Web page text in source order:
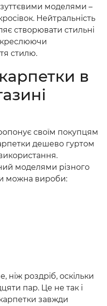
моделями –
Нейтральність
створювати стильні
стилю.
в
своїм покупцям
дешево гуртом
моделями різного
можна вироби:
ніж роздріб, оскільки
пар. Це не так і
завжди